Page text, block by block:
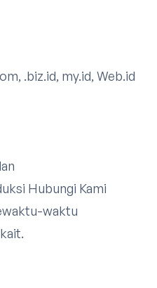
.biz.id, my.id, Web.id
Hubungi Kami
waktu